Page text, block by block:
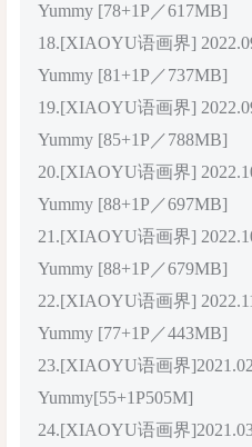
Yummy [78+1P／617MB]
18.[XIAOYU语画界]
Yummy [81+1P／737MB]
19.[XIAOYU语画界]
Yummy [85+1P／788MB]
20.[XIAOYU语画界]
Yummy [88+1P／697MB]
21.[XIAOYU语画界]
Yummy [88+1P／679MB]
22.[XIAOYU语画界]
Yummy [77+1P／443MB]
23.[XIAOYU语画界
Yummy[55+1P505M]
24.[XIAOYU语画界